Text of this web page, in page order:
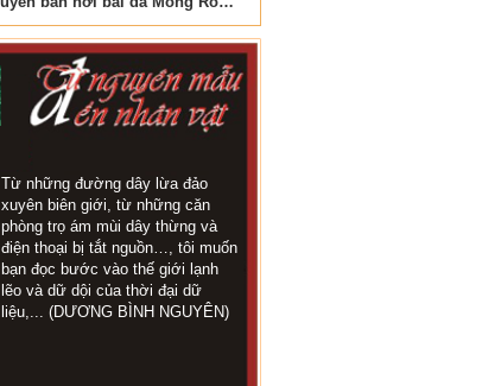
Từ những đường dây lừa đảo
xuyên biên giới, từ những căn
phòng trọ ám mùi dây thừng và
điện thoại bị tắt nguồn…, tôi muốn
bạn đọc bước vào thế giới lạnh
lẽo và dữ dội của thời đại dữ
liệu,... (DƯƠNG BÌNH NGUYÊN)